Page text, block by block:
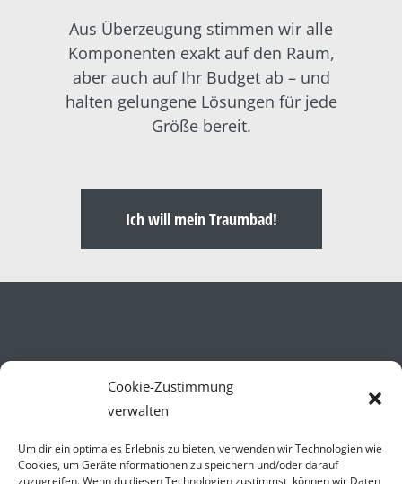
Cookie-Zustimmung
verwalten
Um dir ein optimales Erlebnis zu bieten, verwenden wir Technologien wie
Cookies, um Geräteinformationen zu speichern und/oder darauf
zuzugreifen. Wenn du diesen Technologien zustimmst, können wir Daten
Aus Überzeugung stimmen wir alle
Komponenten exakt auf den Raum,
aber auch auf Ihr Budget ab – und
halten gelungene Lösungen für jede
Größe bereit.
Ich will mein Traumbad!
Öffnungszeiten
Sa. 09.00-14.00 Uhr